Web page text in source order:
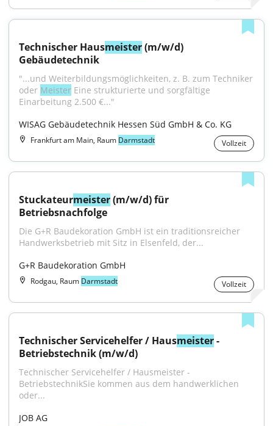
Technischer Hausmeister (m/w/d)
Gebäudetechnik
"...und Weiterbildungsmöglichkeiten, z. B. zum Techniker
oder Meister Eine strukturierte und sorgfältige
Einarbeitung 2.500 €..."
WISAG Gebäudetechnik Hessen Süd GmbH & Co. KG
Frankfurt am Main, Raum Darmstadt Vollzeit
Stuckateurmeister (m/w/d) für
Betriebsnachfolge
Die G+R Baudekoration GmbH ist ein traditionsreicher
Handwerksbetrieb mit Sitz in Elsenfeld, der...
G+R Baudekoration GmbH
Rodgau, Raum Darmstadt Vollzeit
Technischer Servicehelfer / Hausmeister -
Betriebstechnik (m/w/d)
Technischer Servicehelfer / Hausmeister -
BetriebstechnikSie kommen aus dem handwerklichen
oder...
JOB AG